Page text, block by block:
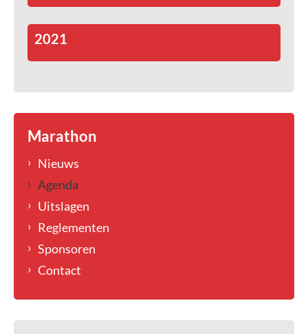
2021
Marathon
Nieuws
Agenda
Uitslagen
Reglementen
Sponsoren
Contact